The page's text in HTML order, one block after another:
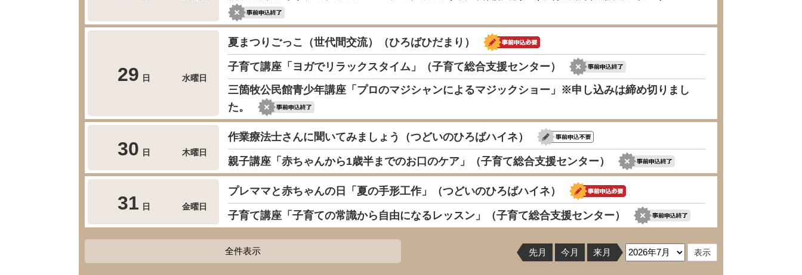
29 日 水曜日
夏まつりごっこ（世代間交流）（ひろばひだまり）
子育て講座「ヨガでリラックスタイム」（子育て総合支援センター）
三箇牧公民館青少年講座「プロのマジシャンによるマジックショー」※申し込みは締め切りまし
た。
30 日 木曜日
作業療法士さんに聞いてみましょう（つどいのひろばハイネ）
親子講座「赤ちゃんから1歳半までのお口のケア」（子育て総合支援センター）
31 日 金曜日
プレママと赤ちゃんの日「夏の手形工作」（つどいのひろばハイネ）
子育て講座「子育ての常識から自由になるレッスン」（子育て総合支援センター）
全件表示 先月 今月 来月